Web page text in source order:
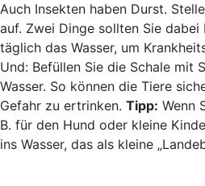
Auch Insekten haben Durst.
auf. Zwei Dinge sollten Sie dabei
täglich das Wasser, um
Und: Befüllen Sie die Schale mit
Wasser. So können die Tiere
Gefahr zu ertrinken. Tipp: Wenn
B. für den Hund oder kleine
ins Wasser, das als kleine